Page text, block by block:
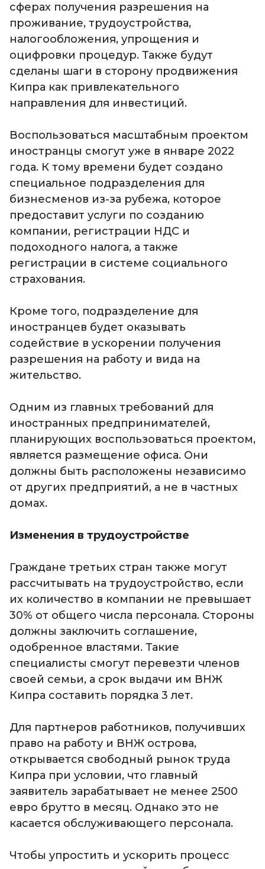
сферах получения разрешения на
проживание, трудоустройства,
налогообложения, упрощения и
оцифровки процедур. Также будут
сделаны шаги в сторону продвижения
Кипра как привлекательного
направления для инвестиций.
Воспользоваться масштабным проектом
иностранцы смогут уже в январе 2022
года. К тому времени будет создано
специальное подразделения для
бизнесменов из-за рубежа, которое
предоставит услуги по созданию
компании, регистрации НДС и
подоходного налога, а также
регистрации в системе социального
страхования.
Кроме того, подразделение для
иностранцев будет оказывать
содействие в ускорении получения
разрешения на работу и вида на
жительство.
Одним из главных требований для
иностранных предпринимателей,
планирующих воспользоваться проектом,
является размещение офиса. Они
должны быть расположены независимо
от других предприятий, а не в частных
домах.
Изменения в трудоустройстве
Граждане третьих стран также могут
рассчитывать на трудоустройство, если
их количество в компании не превышает
30% от общего числа персонала. Стороны
должны заключить соглашение,
одобренное властями. Такие
специалисты смогут перевезти членов
своей семьи, а срок выдачи им ВНЖ
Кипра составить порядка 3 лет.
Для партнеров работников, получивших
право на работу и ВНЖ острова,
открывается свободный рынок труда
Кипра при условии, что главный
заявитель зарабатывает не менее 2500
евро брутто в месяц. Однако это не
касается обслуживающего персонала.
Чтобы упростить и ускорить процесс